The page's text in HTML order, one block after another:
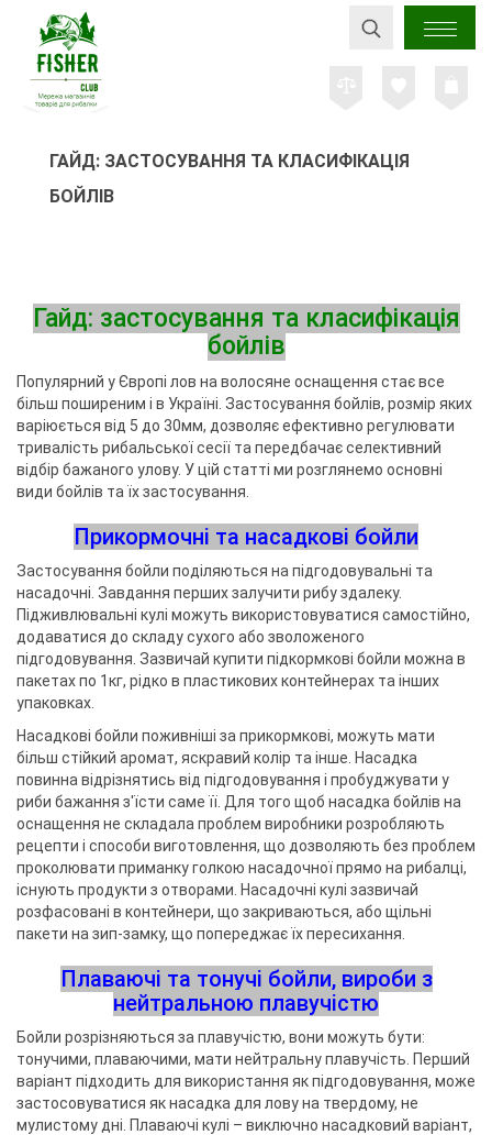
ГАЙД: ЗАСТОСУВАННЯ ТА КЛАСИФІКАЦІЯ
БОЙЛІВ
Гайд: застосування та класифікація
бойлів
Популярний у Європі лов на волосяне оснащення стає все
більш поширеним і в Україні. Застосування бойлів, розмір яких
варіюється від 5 до 30мм, дозволяє ефективно регулювати
тривалість рибальської сесії та передбачає селективний
відбір бажаного улову. У цій статті ми розглянемо основні
види бойлів та їх застосування.
Прикормочні та насадкові бойли
Застосування бойли поділяються на підгодовувальні та
насадочні. Завдання перших залучити рибу здалеку.
Підживлювальні кулі можуть використовуватися самостійно,
додаватися до складу сухого або зволоженого
підгодовування. Зазвичай купити підкормкові бойли можна в
пакетах по 1кг, рідко в пластикових контейнерах та інших
упаковках.
Насадкові бойли поживніші за прикормкові, можуть мати
більш стійкий аромат, яскравий колір та інше. Насадка
повинна відрізнятись від підгодовування і пробуджувати у
риби бажання з'їсти саме її. Для того щоб насадка бойлів на
оснащення не складала проблем виробники розробляють
рецепти і способи виготовлення, що дозволяють без проблем
проколювати приманку голкою насадочної прямо на рибалці,
існують продукти з отворами. Насадочні кулі зазвичай
розфасовані в контейнери, що закриваються, або щільні
пакети на зип-замку, що попереджає їх пересихання.
Плаваючі та тонучі бойли, вироби з
нейтральною плавучістю
Бойли розрізняються за плавучістю, вони можуть бути:
тонучими, плаваючими, мати нейтральну плавучість. Перший
варіант підходить для використання як підгодовування, може
застосовуватися як насадка для лову на твердому, не
мулистому дні. Плаваючі кулі – виключно насадковий варіант,